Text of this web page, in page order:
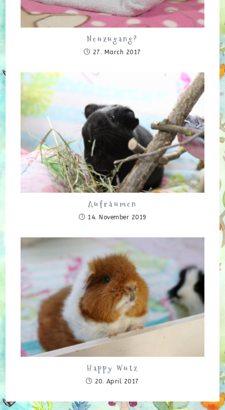
Neuzugang?
27. March 2017
Aufräumen
14. November 2019
Happy Wutz
20. April 2017